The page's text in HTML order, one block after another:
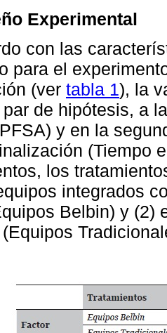
Experimental
con las
para el
(ver tabla 1), la
de hipótesis, a
y en la
(Tiempo
los
integrados
Belbin) y (2)